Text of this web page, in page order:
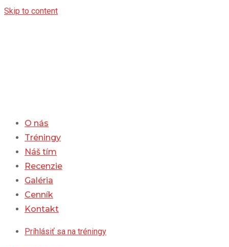
Skip to content
O nás
Tréningy
Náš tím
Recenzie
Galéria
Cenník
Kontakt
Príhlásiť sa na tréningy